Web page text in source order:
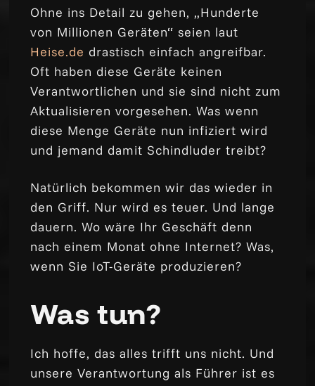
Ohne ins Detail zu gehen, „Hunderte
von Millionen Geräten“ seien laut
Heise.de drastisch einfach angreifbar.
Oft haben diese Geräte keinen
Verantwortlichen und sie sind nicht zum
Aktualisieren vorgesehen. Was wenn
diese Menge Geräte nun infiziert wird
und jemand damit Schindluder treibt?
Natürlich bekommen wir das wieder in
den Griff. Nur wird es teuer. Und lange
dauern. Wo wäre Ihr Geschäft denn
nach einem Monat ohne Internet? Was,
wenn Sie IoT-Geräte produzieren?
Was tun?
Ich hoffe, das alles trifft uns nicht. Und
unsere Verantwortung als Führer ist es